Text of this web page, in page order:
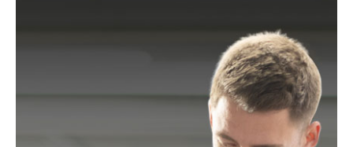
BD190, BD190D, BD190E, BD190S,
KA190, KA190E, KA190S, KA191EK, KA198GT,
KA220G, KA280, KA280K, XTA90EK
ES 125, ES 125 E, ES 125 E-Plus, ES